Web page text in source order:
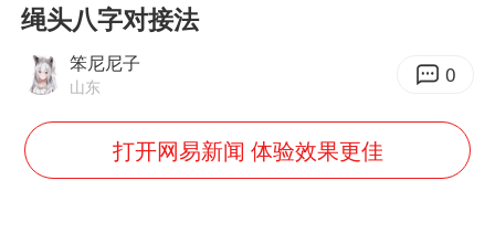
茅台部分直营店飞天茅台提价
绳头八字对接法
笨尼尼子
山东 0
打开网易新闻 体验效果更佳